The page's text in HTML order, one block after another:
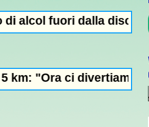
discoteca,
in staffetta"-
NEWS IN